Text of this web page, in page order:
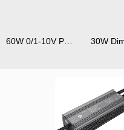
60W 0/1-10V PMW Dimmable Constant Voltage LED Driver IP20